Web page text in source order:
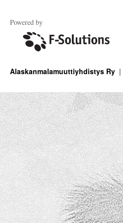
Powered by
Alaskanmalamuuttiyhdistys Ry